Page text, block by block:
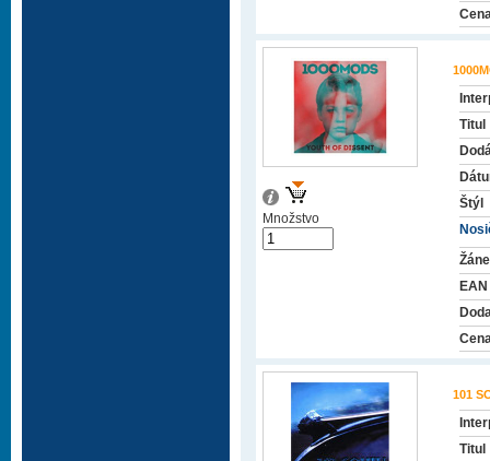
Titul
Štýl
EAN
Množstvo
101
Titul